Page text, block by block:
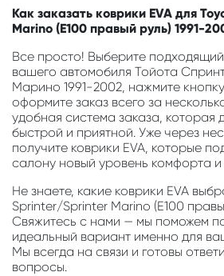
Как заказать коврики EVA для
Marino (E100 правый руль) 1991-
Все просто! Выберите
вашего автомобиля Тойота
Марино 1991-2002, нажмите кнопку
оформите заказ всего за
удобная система заказа, которая
быстрой и приятной. Уже через
получите коврики EVA, которые
салону новый уровень комфорта и
Не знаете, какие коврики EVA
Sprinter/Sprinter Marino (E100
Свяжитесь с нами — мы поможем
идеальный вариант именно для
Мы всегда на связи и готовы
вопросы.